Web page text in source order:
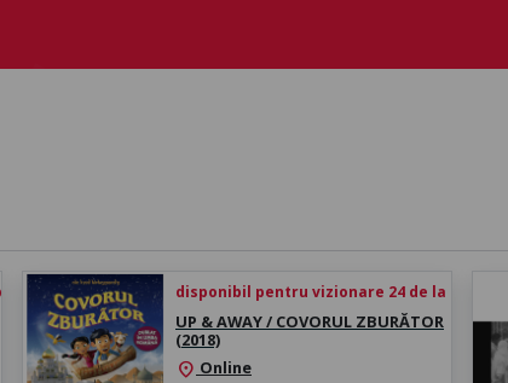
disponibil pentru vizionare 24 de la
UP & AWAY / COVORUL ZBURĂTOR
(2018)
location_on Online